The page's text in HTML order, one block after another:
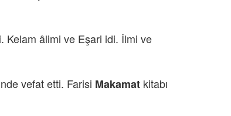
Kelam âlimi ve Eşari idi. İlmi ve
vefat etti. Farisi Makamat kitabı